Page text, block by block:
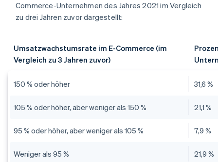
Commerce-Unternehmen des Jahres 2021 im Vergleich
zu drei Jahren zuvor dargestellt:
Umsatzwachstumsrate im E-Commerce (im
Vergleich zu 3 Jahren zuvor)
150 % oder höher 31,6 %
105 % oder höher, aber weniger als 150 % 21,1 %
95 % oder höher, aber weniger als 105 % 7,9 %
Weniger als 95 % 21,9 %